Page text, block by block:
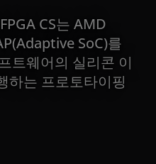
CS는 AMD
SoC)를
트웨어의 실리콘 이
하는 프로토타이핑